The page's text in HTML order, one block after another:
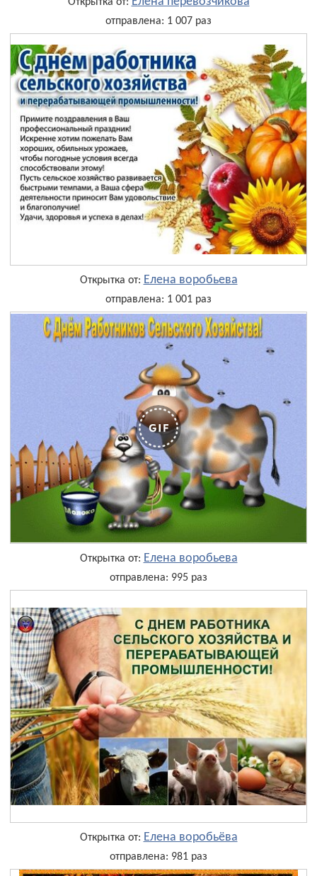
отправлена: 1 007 раз
Открытка от: Елена воробьева
отправлена: 1 001 раз
Открытка от: Елена воробьева
отправлена: 995 раз
Открытка от: Елена воробьёва
отправлена: 981 раз